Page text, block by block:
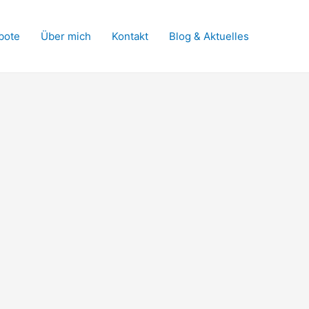
Über mich Kontakt Blog & Aktuelles